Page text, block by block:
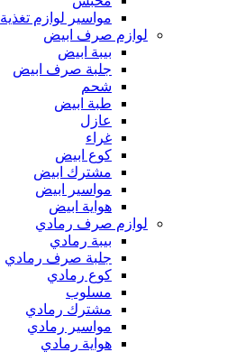
مواسير لوازم تغذية
لوازم صرف ابيض
بيبة ابيض
جلبة صرف ابيض
شحم
طبة ابيض
عازل
غراء
كوع ابيض
مشترك ابيض
مواسير ابيض
هواية ابيض
لوازم صرف رمادي
بيبة رمادي
جلبة صرف رمادي
كوع رمادي
مسلوب
مشترك رمادي
مواسير رمادي
هواية رمادي